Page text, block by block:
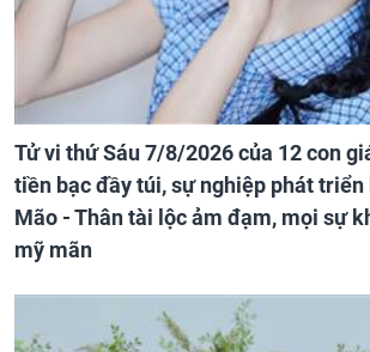
Tử vi thứ Sáu 7/8/2026 của 12 con
tiền bạc đầy túi, sự nghiệp phát triển
Mão - Thân tài lộc ảm đạm, mọi sự
mỹ mãn